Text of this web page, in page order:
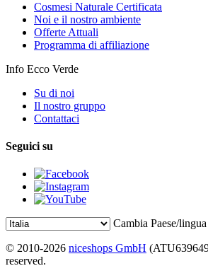
Cosmesi Naturale Certificata
Noi e il nostro ambiente
Offerte Attuali
Programma di affiliazione
Info Ecco Verde
Su di noi
Il nostro gruppo
Contattaci
Seguici su
Cambia Paese/lingua
© 2010-2026 niceshops GmbH
reserved.